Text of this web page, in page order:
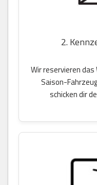
2.
Wir reservieren
Saison-
schicken dir